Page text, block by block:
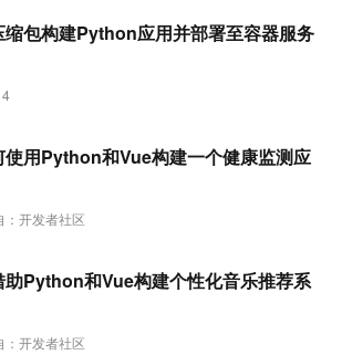
缩包构建Python应用并部署至容器服务
：开发者社区
用Python和Vue构建一个健康监测应
：开发者社区
Python和Vue构建个性化音乐推荐系